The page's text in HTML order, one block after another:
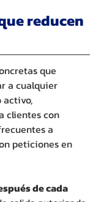
reducen
que
a cualquier
activo,
clientes con
a
peticiones en
de cada